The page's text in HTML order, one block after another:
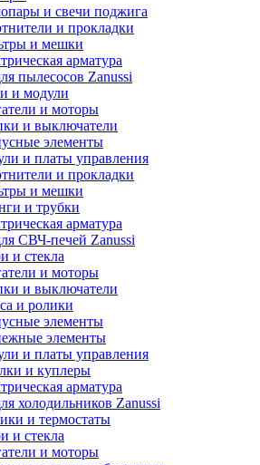
и свечи поджига
и прокладки
и мешки
арматура
пылесосов Zanussi
и модули
и моторы
и выключатели
элементы
и платы управления
и прокладки
и мешки
и трубки
арматура
СВЧ-печей Zanussi
и стекла
и моторы
и выключатели
и ролики
элементы
элементы
и платы управления
и куплеры
арматура
холодильников Zanussi
и термостаты
и стекла
и моторы